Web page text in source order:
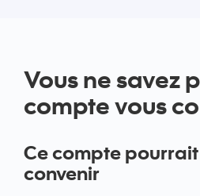
Vous ne savez
compte vous
Ce compte
convenir